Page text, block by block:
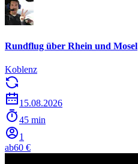
Rundflug über Rhein und Mosel
Koblenz
15.08.2026
45 min
1
ab60 €